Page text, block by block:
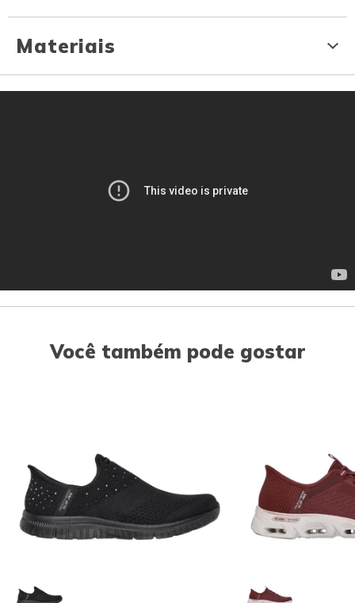
Materiais
Você também pode gostar